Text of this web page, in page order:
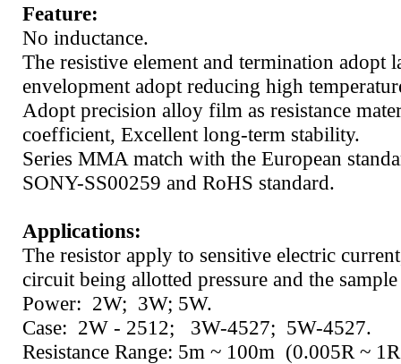
Feature:
No inductance.
The resistive element and termination adopt
envelopment adopt reducing high
Adopt precision alloy film as resistance
coefficient, Excellent long-term stability.
Series MMA match with the European
SONY-SS00259 and RoHS standard.
Applications:
The resistor apply to sensitive electric
circuit being allotted pressure and the
Power: 2W; 3W; 5W.
Case: 2W - 2512; 3W-4527; 5W-4527.
Resistance Range: 5m ~ 100m (0.005R ~